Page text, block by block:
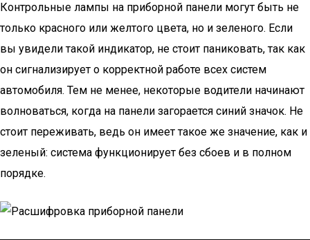
Контрольные лампы на приборной панели могут быть не
только красного или желтого цвета, но и зеленого. Если
вы увидели такой индикатор, не стоит паниковать, так как
он сигнализирует о корректной работе всех систем
автомобиля. Тем не менее, некоторые водители начинают
волноваться, когда на панели загорается синий значок. Не
стоит переживать, ведь он имеет такое же значение, как и
зеленый: система функционирует без сбоев и в полном
порядке.